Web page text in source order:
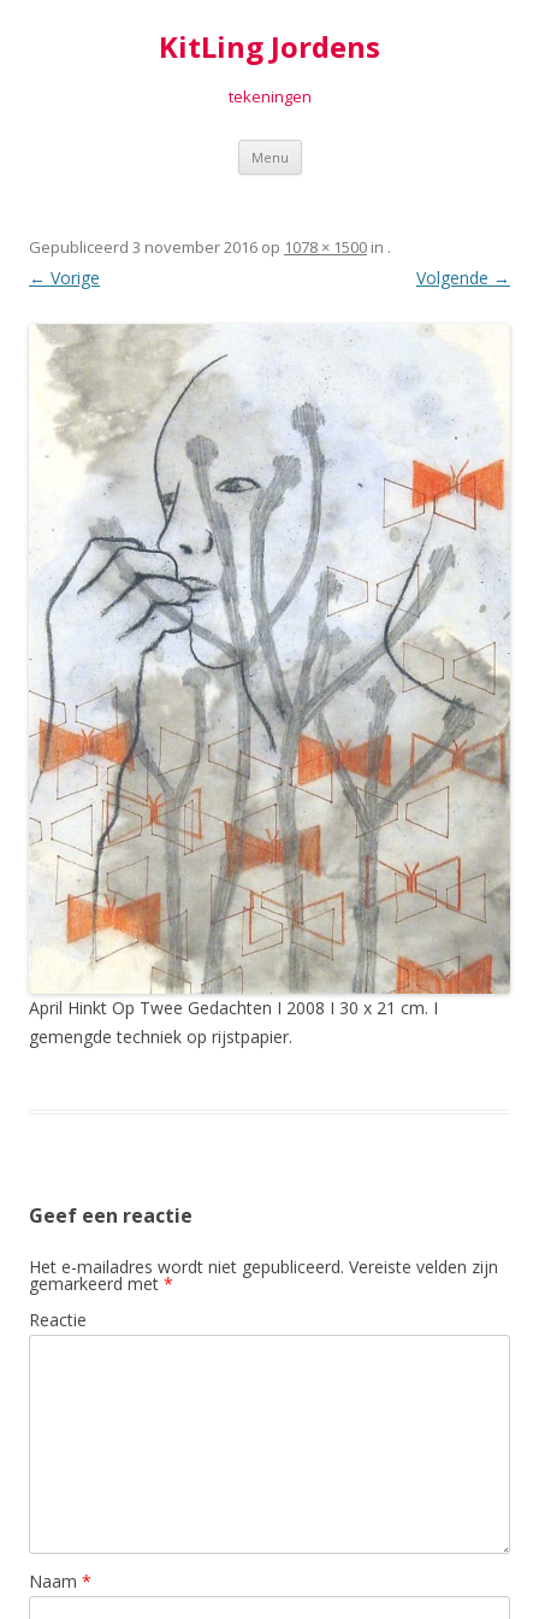
KitLing Jordens
tekeningen
Menu Spring
inhoud
Gepubliceerd 3 november 2016 op 1078 × 1500 in .
← Vorige Volgende →
April Hinkt Op Twee Gedachten I 2008 I 30 x 21 cm. I
gemengde techniek op rijstpapier.
Geef een reactie
Het e-mailadres wordt niet gepubliceerd. Vereiste velden zijn
gemarkeerd met *
Reactie
Naam *